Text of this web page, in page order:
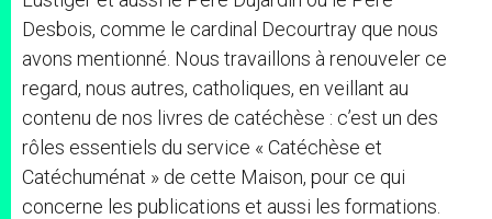
Desbois, comme le cardinal Decourtray que nous
avons mentionné. Nous travaillons à renouveler ce
regard, nous autres, catholiques, en veillant au
contenu de nos livres de catéchèse : c’est un des
rôles essentiels du service « Catéchèse et
Catéchuménat » de cette Maison, pour ce qui
concerne les publications et aussi les formations.